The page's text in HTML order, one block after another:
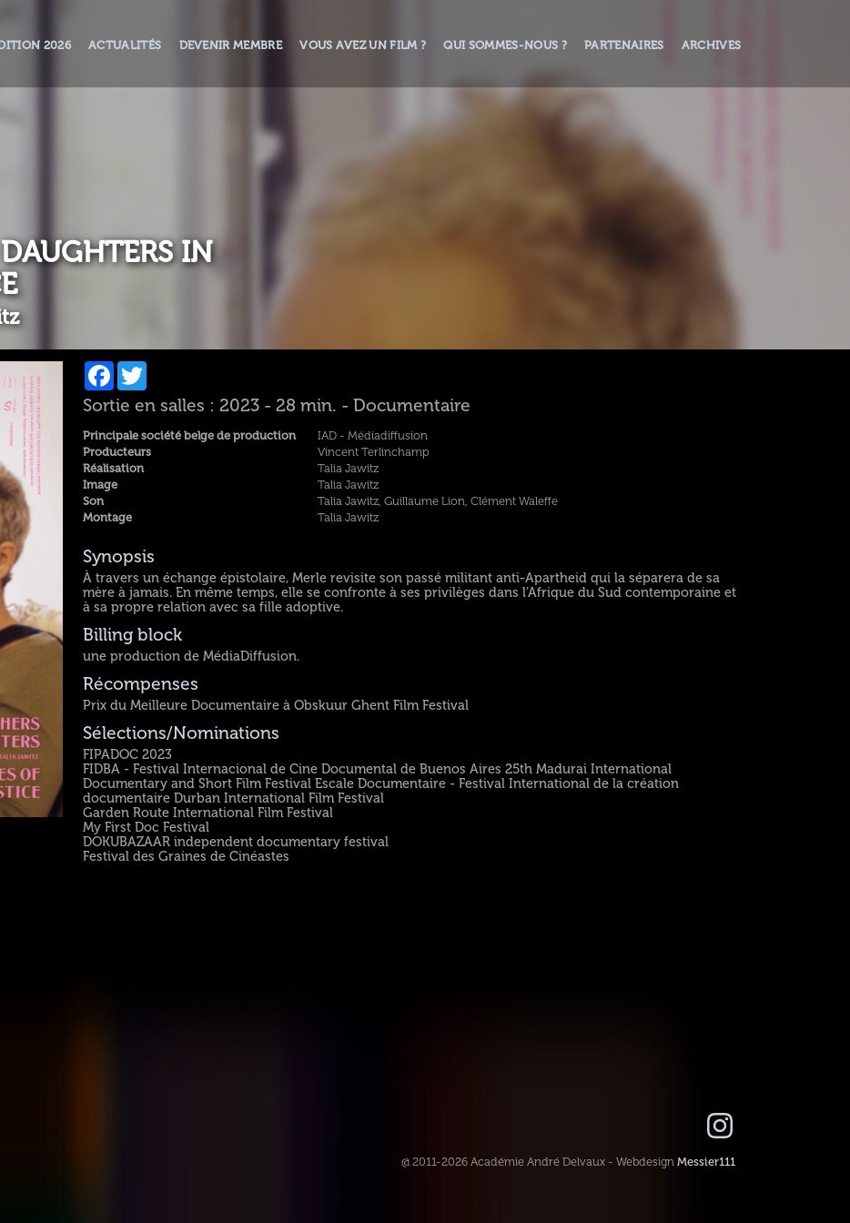
2026 ACTUALITÉS DEVENIR MEMBRE VOUS AVEZ UN FILM ? QUI SOMMES-NOUS ? PARTENAIRES ARCHIVES
IN
Facebook
Sortie en salles : 2023 - 28 min. - Documentaire
Principale société belge de production
IAD - Médiadiffusion
Producteurs
Vincent Terlinchamp
Réalisation
Talia Jawitz
Image
Talia Jawitz
Son
Talia Jawitz, Guillaume Lion, Clément Waleffe
Montage
Talia Jawitz
Synopsis
À travers un échange épistolaire, Merle revisite son passé militant anti-Apartheid qui la séparera de sa
mère à jamais. En même temps, elle se confronte à ses privilèges dans l’Afrique du Sud contemporaine et
à sa propre relation avec sa fille adoptive.
Billing block
une production de MédiaDiffusion.
Récompenses
Prix du Meilleure Documentaire à Obskuur Ghent Film Festival
Sélections/Nominations
FIPADOC 2023
FIDBA - Festival Internacional de Cine Documental de Buenos Aires 25th Madurai International
Documentary and Short Film Festival Escale Documentaire - Festival International de la création
documentaire Durban International Film Festival
Garden Route International Film Festival
My First Doc Festival
DOKUBAZAAR independent documentary festival
Festival des Graines de Cinéastes
@ 2011-2026 Académie André Delvaux - WebdesignMessier111